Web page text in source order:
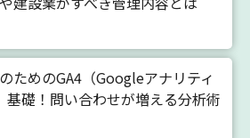
ためのGA4（Googleアナリティ
基礎！問い合わせが増える分析術